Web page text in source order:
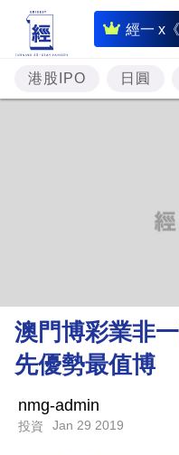
經一 x
即
時
財
經
理
財
商
科
港股IPO 日圓
澳門博彩業非
先優勢最值博
nmg-admin
投資 Jan 29 2019